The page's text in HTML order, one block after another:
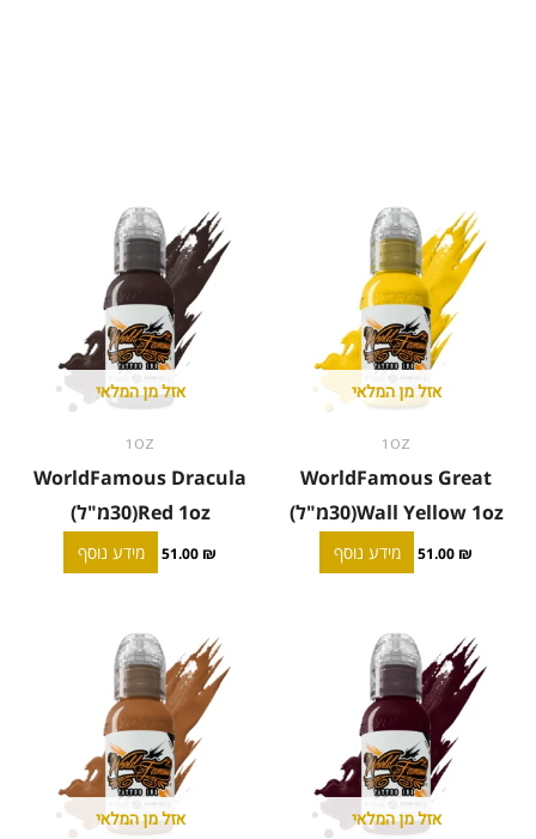
אזל מן המלאי
1OZ
WorldFamous Great
Wall Yellow 1oz(30מ"ל)
51.00 ₪ מידע נוסף
אזל מן המלאי
1OZ
WorldFamous Dracula
Red 1oz(30מ"ל)
51.00 ₪ מידע נוסף
אזל מן המלאי אזל מן המלאי